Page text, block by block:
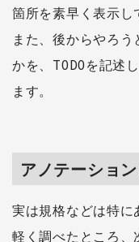
箇所を素早く表示し
また、後からやろ
かを、TODOを記述
ます。
アノテーショ
実は規格などは特に
軽く調べたところ、